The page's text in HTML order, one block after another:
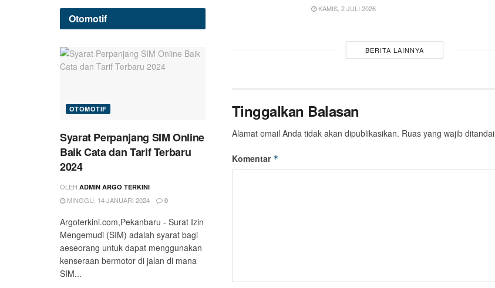
KAMIS, 2 JULI 2026
BERITA LAINNYA
Tinggalkan Balasan
Alamat email Anda tidak akan dipublikasikan. Ruas yang wajib ditandai
Komentar *
Otomotif
OTOMOTIF
Syarat Perpanjang SIM Online
Baik Cata dan Tarif Terbaru
2024
OLEH ADMIN ARGO TERKINI
MINGGU, 14 JANUARI 2024 0
Argoterkini.com,Pekanbaru - Surat Izin
Mengemudi (SIM) adalah syarat bagi
aeseorang untuk dapat menggunakan
kenseraan bermotor di jalan di mana
SIM...